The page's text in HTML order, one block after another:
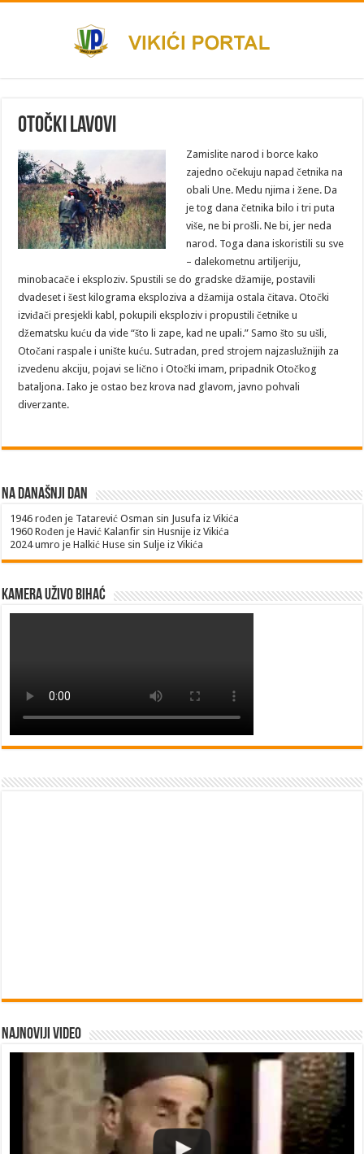
Otočki lavovi
Zamislite narod i borce kako
zajedno očekuju napad četnika na
obali Une. Medu njima i žene. Da
je tog dana četnika bilo i tri puta
više, ne bi prošli. Ne bi, jer neda
narod. Toga dana iskoristili su sve
– dalekometnu artiljeriju,
minobacače i eksploziv. Spustili se do gradske džamije, postavili
dvadeset i šest kilograma eksploziva a džamija ostala čitava. Otočki
izviđači presjekli kabl, pokupili eksploziv i propustili četnike u
džematsku kuću da vide “što li zape, kad ne upali.” Samo što su ušli,
Otočani raspale i unište kuću. Sutradan, pred strojem najzaslužnijih za
izvedenu akciju, pojavi se lično i Otočki imam, pripadnik Otočkog
bataljona. Iako je ostao bez krova nad glavom, javno pohvali
diverzante.
Na današnji dan
1946 rođen je Tatarević Osman sin Jusufa iz Vikića
1960 Rođen je Havić Kalanfir sin Husnije iz Vikića
2024 umro je Halkić Huse sin Sulje iz Vikića
Kamera uživo Bihać
Najnoviji video